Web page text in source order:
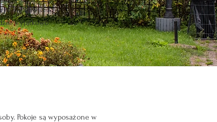
się bawić. Z
wyjątkowo
Pokoje są wyposażone w